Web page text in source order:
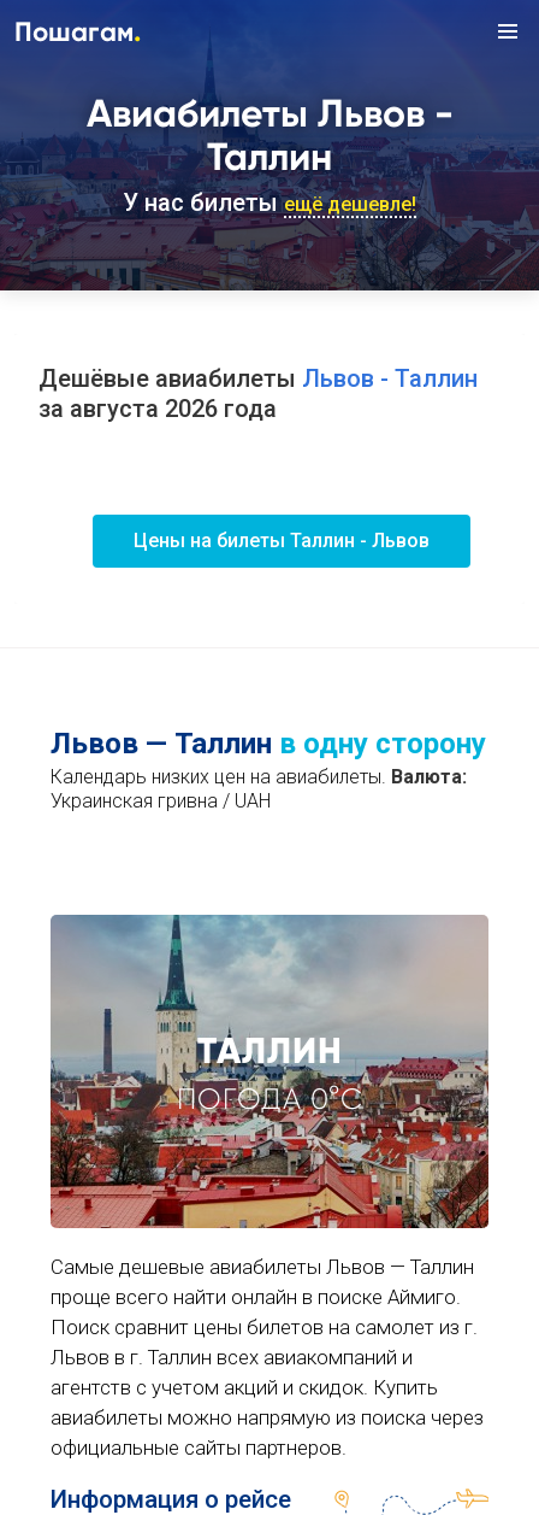
Пошагам.
Авиабилеты Львов -
Таллин
У нас билетыещё дешевле!
Дешёвые авиабилеты Львов - Таллин
за августа 2026 года
Цены на билеты Таллин - Львов
Львов — Таллин в одну сторону
Календарь низких цен на авиабилеты. Валюта:
Украинская гривна / UAH
ТАЛЛИН
ПОГОДА 0°C
Самые дешевые авиабилеты Львов — Таллин
проще всего найти онлайн в поиске Аймиго.
Поиск сравнит цены билетов на самолет из г.
Львов в г. Таллин всех авиакомпаний и
агентств с учетом акций и скидок. Купить
авиабилеты можно напрямую из поиска через
официальные сайты партнеров.
Информация о рейсе